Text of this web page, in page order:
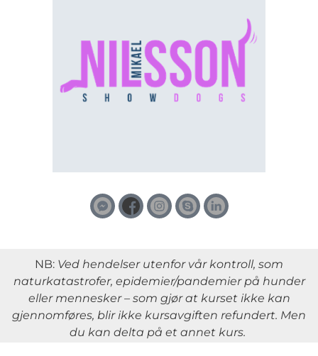
NB: Ved hendelser utenfor vår kontroll, som
naturkatastrofer, epidemier/pandemier på hunder
eller mennesker – som gjør at kurset ikke kan
gjennomføres, blir ikke kursavgiften refundert. Men
du kan delta på et annet kurs.